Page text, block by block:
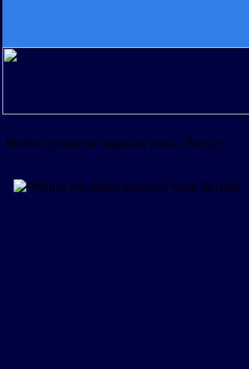
Минно-тральные корабли типа «Линдау»